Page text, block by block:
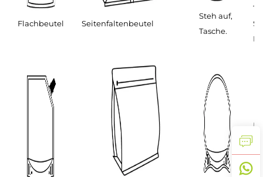
Flachbeutel Seitenfaltenbeutel
Steh auf,
Tasche.
T-